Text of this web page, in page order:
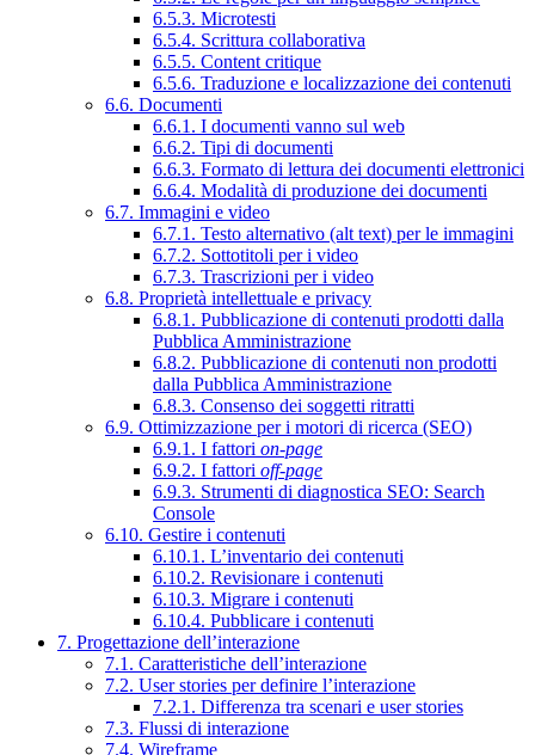
6.5.3. Microtesti
6.5.4. Scrittura collaborativa
6.5.5. Content critique
6.5.6. Traduzione e localizzazione dei contenuti
6.6. Documenti
6.6.1. I documenti vanno sul web
6.6.2. Tipi di documenti
6.6.3. Formato di lettura dei documenti elettronici
6.6.4. Modalità di produzione dei documenti
6.7. Immagini e video
6.7.1. Testo alternativo (alt text) per le immagini
6.7.2. Sottotitoli per i video
6.7.3. Trascrizioni per i video
6.8. Proprietà intellettuale e privacy
6.8.1. Pubblicazione di contenuti prodotti dalla
Pubblica Amministrazione
6.8.2. Pubblicazione di contenuti non prodotti
dalla Pubblica Amministrazione
6.8.3. Consenso dei soggetti ritratti
6.9. Ottimizzazione per i motori di ricerca (SEO)
6.9.1. I fattori on-page
6.9.2. I fattori off-page
6.9.3. Strumenti di diagnostica SEO: Search
Console
6.10. Gestire i contenuti
6.10.1. L’inventario dei contenuti
6.10.2. Revisionare i contenuti
6.10.3. Migrare i contenuti
6.10.4. Pubblicare i contenuti
7. Progettazione dell’interazione
7.1. Caratteristiche dell’interazione
7.2. User stories per definire l’interazione
7.2.1. Differenza tra scenari e user stories
7.3. Flussi di interazione
7.4. Wireframe